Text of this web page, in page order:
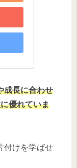
成長に合わせ
優れていま
付けを学ばせ